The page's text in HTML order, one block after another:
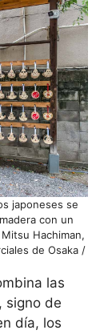
japoneses se
con un
Hachiman,
de Osaka /
las
signo de
día, los